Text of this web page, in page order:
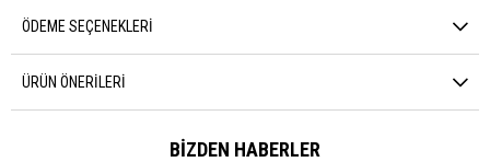
ÖDEME SEÇENEKLERI
ÜRÜN ÖNERILERI
BIZDEN HABERLER